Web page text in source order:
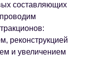
составляющих
реконструкцией
и увеличением